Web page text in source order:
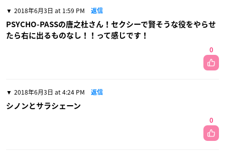
2018年6月3日 at 1:59 PM 返信
PSYCHO-PASSの唐之杜さん！セクシーで賢そうな役をやらせ
たら右に出るものなし！！って感じです！
0
2018年6月3日 at 4:24 PM 返信
シノンとサラシェーン
0